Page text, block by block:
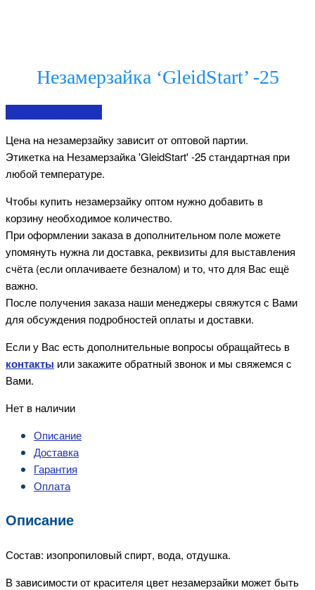
Незамерзайка ‘GleidStart’ -25
Цена на незамерзайку зависит от оптовой партии.
Этикетка на Незамерзайка 'GleidStart' -25 стандартная при
любой температуре.
Чтобы купить незамерзайку оптом нужно добавить в
корзину необходимое количество.
При оформлении заказа в дополнительном поле можете
упомянуть нужна ли доставка, реквизиты для выставления
счёта (если оплачиваете безналом) и то, что для Вас ещё
важно.
После получения заказа наши менеджеры свяжутся с Вами
для обсуждения подробностей оплаты и доставки.
Если у Вас есть дополнительные вопросы обращайтесь в
контакты или закажите обратный звонок и мы свяжемся с
Вами.
Нет в наличии
Описание
Доставка
Гарантия
Оплата
Описание
Состав: изопропиловый спирт, вода, отдушка.
В зависимости от красителя цвет незамерзайки может быть